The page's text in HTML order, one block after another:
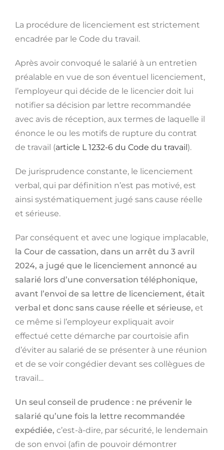
La procédure de licenciement est strictement
encadrée par le Code du travail.
Après avoir convoqué le salarié à un entretien
préalable en vue de son éventuel licenciement,
l’employeur qui décide de le licencier doit lui
notifier sa décision par lettre recommandée
avec avis de réception, aux termes de laquelle il
énonce le ou les motifs de rupture du contrat
de travail (article L 1232-6 du Code du travail ).
De jurisprudence constante, le licenciement
verbal, qui par définition n’est pas motivé, est
ainsi systématiquement jugé sans cause réelle
et sérieuse.
Par conséquent et avec une logique implacable,
la Cour de cassation, dans un arrêt du 3 avril
2024, a jugé que le licenciement annoncé au
salarié lors d’une conversation téléphonique,
avant l’envoi de sa lettre de licenciement, était
verbal et donc sans cause réelle et sérieuse, et
ce même si l’employeur expliquait avoir
effectué cette démarche par courtoisie afin
d’éviter au salarié de se présenter à une réunion
et de se voir congédier devant ses collègues de
travail…
Un seul conseil de prudence : ne prévenir le
salarié qu’une fois la lettre recommandée
expédiée, c’est-à-dire, par sécurité, le lendemain
de son envoi (afin de pouvoir démontrer